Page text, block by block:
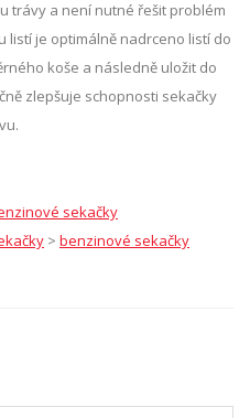
trávy a není nutné řešit problém
listí je optimálně nadrceno listí do
koše a následně uložit do
zlepšuje schopnosti sekačky
sekačky
> benzinové sekačky